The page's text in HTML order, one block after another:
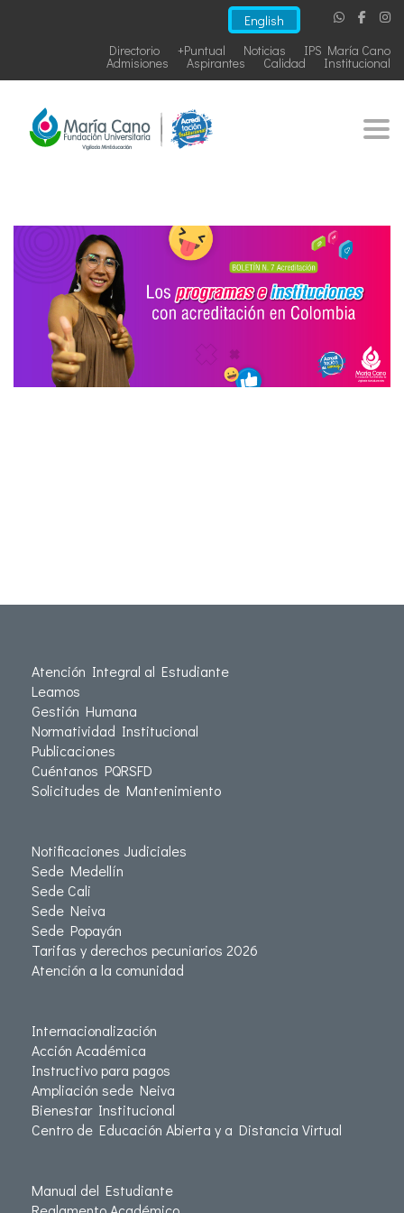
English
IPS María Cano
Noticias
+Puntual
Directorio
Institucional
Calidad
Aspirantes
Admisiones
Atención Integral al Estudiante
Leamos
Gestión Humana
Normatividad Institucional
Publicaciones
Cuéntanos PQRSFD
Solicitudes de Mantenimiento
Notificaciones Judiciales
Sede Medellín
Sede Cali
Sede Neiva
Sede Popayán
Tarifas y derechos pecuniarios 2026
Atención a la comunidad
Internacionalización
Acción Académica
Instructivo para pagos
Ampliación sede Neiva
Bienestar Institucional
Centro de Educación Abierta y a Distancia Virtual
Manual del Estudiante